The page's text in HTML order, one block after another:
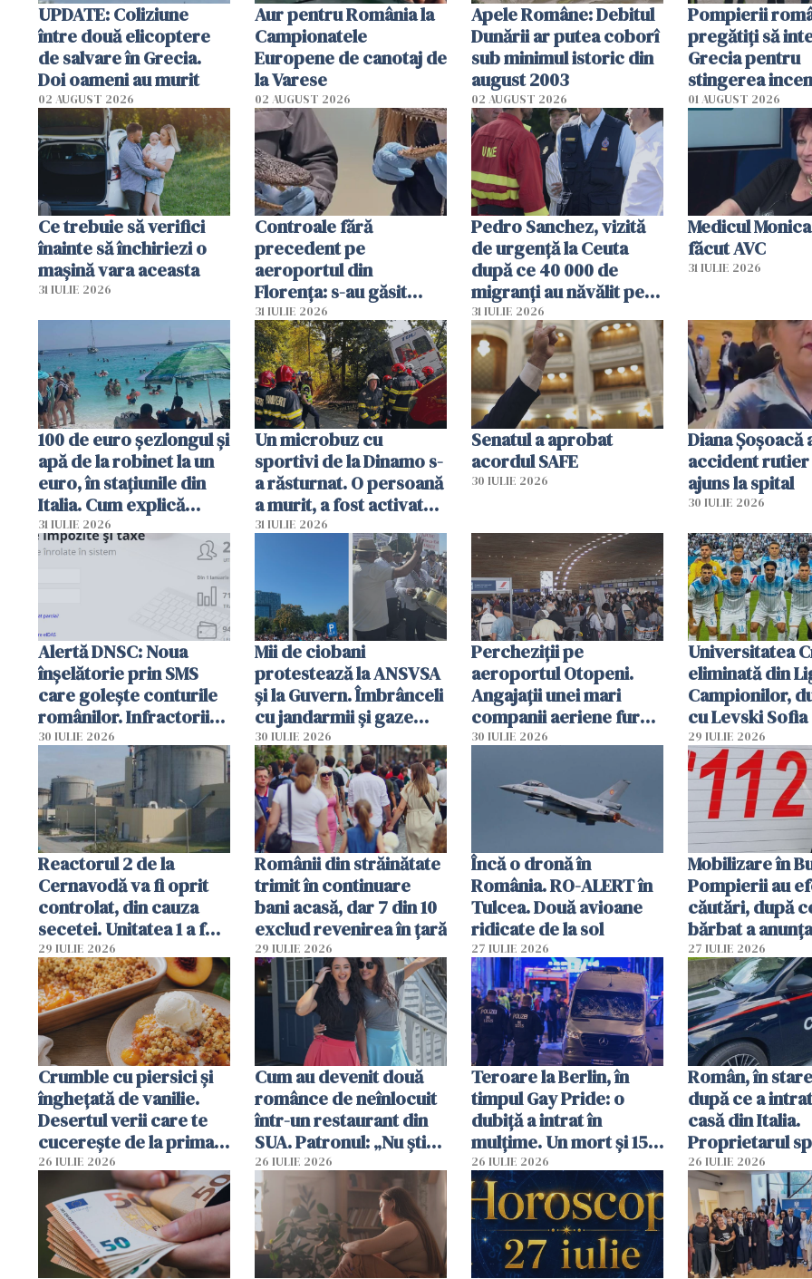
UPDATE: Coliziune
între două elicoptere
de salvare în Grecia.
Doi oameni au murit
02 AUGUST 2026
Aur pentru România la
Campionatele
Europene de canotaj de
la Varese
02 AUGUST 2026
Apele Române: Debitul
Dunării ar putea coborî
sub minimul istoric din
august 2003
02 AUGUST 2026
Pompierii
pregătiţi să
Grecia pentru
stingerea
01 AUGUST 2026
Ce trebuie să verifici
înainte să închiriezi o
mașină vara aceasta
31 IULIE 2026
Controale fără
precedent pe
aeroportul din
Florența: s-au găsit
capete de aligator și o
sumă imensă de bani
31 IULIE 2026
Pedro Sanchez, vizită
de urgență la Ceuta
după ce 40 000 de
migranți au năvălit pe
teritoriul spaniol: „Vom
mobiliza toate
resursele"
31 IULIE 2026
Medicul
făcut AVC
31 IULIE 2026
100 de euro șezlongul și
apă de la robinet la un
euro, în stațiunile din
Italia. Cum explică
autoritățile
31 IULIE 2026
Un microbuz cu
sportivi de la Dinamo s-
a răsturnat. O persoană
a murit, a fost activat
planul roșu de
31 IULIE 2026
Senatul a aprobat
acordul SAFE
30 IULIE 2026
Diana Șoșoacă
accident rutier
ajuns la spital
30 IULIE 2026
Alertă DNSC: Noua
înșelătorie prin SMS
care golește conturile
românilor. Infractorii
folosesc numele
Ghișeul.ro și al Poliției
Române
30 IULIE 2026
Mii de ciobani
protestează la ANSVSA
și la Guvern. Îmbrânceli
cu jandarmii și gaze
lacrimogene
30 IULIE 2026
Percheziții pe
aeroportul Otopeni.
Angajații unei mari
companii aeriene furau
parfumuri, ceasuri și
vânzării
30 IULIE 2026
Universitatea
eliminată din
Campionilor,
cu Levski Sofia
29 IULIE 2026
Reactorul 2 de la
Cernavodă va fi oprit
controlat, din cauza
secetei. Unitatea 1 a fost
deja oprită
29 IULIE 2026
Românii din străinătate
trimit în continuare
bani acasă, dar 7 din 10
exclud revenirea în țară
29 IULIE 2026
Încă o dronă în
România. RO-ALERT în
Tulcea. Două avioane
ridicate de la sol
27 IULIE 2026
Mobilizare în
Pompierii au
căutări, după
bărbat a
că a văzut un
luminos
27 IULIE 2026
Crumble cu piersici și
înghețată de vanilie.
Desertul verii care te
cucerește de la prima
lingură
26 IULIE 2026
Cum au devenit două
românce de neînlocuit
într-un restaurant din
SUA. Patronul: „Nu știu
ce o să mă fac fără voi”
26 IULIE 2026
Teroare la Berlin, în
timpul Gay Pride: o
dubiță a intrat în
mulțime. Un mort și 15
răniți
26 IULIE 2026
Român, în
după ce a
casă din Italia.
Proprietarul
s-a apărat cu
26 IULIE 2026